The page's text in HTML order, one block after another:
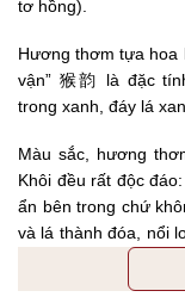
tơ hồng).
Hương thơm tựa hoa
vận” 猴韵
là đặc
trong xanh, đáy lá
Màu sắc, hương
Khôi đều rất độc
ẩn bên trong chứ
và lá thành đóa, nổi
thơm, êm dịu và
là “Pha nước đầu